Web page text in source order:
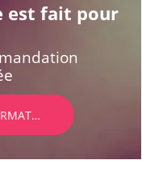
est fait pour
OBTENIR PLUS D'INFORMATIONS